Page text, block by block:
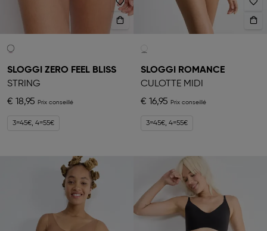
SLOGGI ZERO FEEL BLISS
STRING
€ 18,95
3=45€, 4=55€
SLOGGI ROMANCE
CULOTTE MIDI
€ 16,95
3=45€, 4=55€